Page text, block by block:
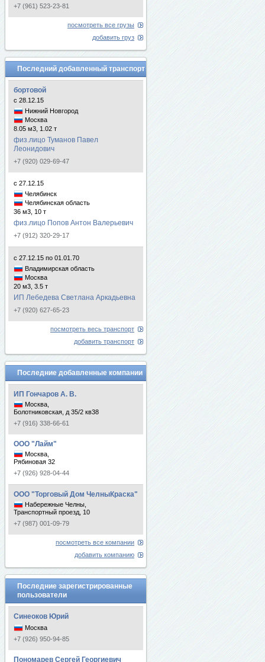
+7 (961) 523-23-81
посмотреть все грузы
добавить груз
Последний добавленный транспорт
бортовой
с 28.12.15
Нижний Новгород
Москва
8.05 м3, 1.02 т
физ.лицо Туманов Павел
Леонидович
+7 (920) 029-69-47
с 27.12.15
Челябинск
Челябинская область
36 м3, 10 т
физ.лицо Попов Антон Валерьевич
+7 (912) 320-29-17
с 27.12.15 по 01.01.70
Владимирская область
Москва
20 м3, 3.5 т
ИП Лебедева Светлана Аркадьевна
+7 (920) 627-65-23
посмотреть весь транспорт
добавить транспорт
Последние добавленные компании
ИП Гончаров А. В.
Москва,
Болотниковская, д 35/2 кв38
+7 (916) 338-66-61
ООО "Лайм"
Москва,
Рябиновая 32
+7 (926) 928-04-44
ООО "Торговый Дом ЧелныКраска"
Набережные Челны,
Транспортный проезд, 10
+7 (987) 001-09-79
посмотреть все компании
добавить компанию
Последние зарегистрированные
пользователи
Синеоков Юрий
Москва
+7 (926) 950-94-85
Пономарев Сергей Георгиевич